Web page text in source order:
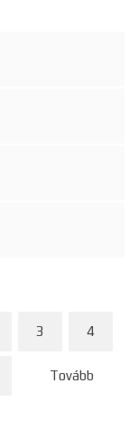
3 4
Tovább